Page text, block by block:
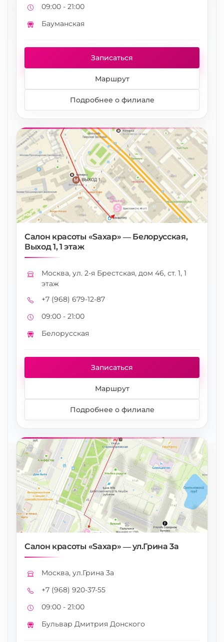
Режим работы
09:00 - 21:00
Метро
Бауманская
Записаться
Маршрут
Подробнее о филиале
Салон красоты «Saxap» — Белорусская,
Выход 1, 1 этаж
Адрес
Москва, ул. 2-я Брестская, дом 46, ст. 1, 1
этаж
Телефон
+7 (968) 679-12-87
Режим работы
09:00 - 21:00
Метро
Белорусская
Записаться
Маршрут
Подробнее о филиале
Салон красоты «Saxap» — ул.Грина 3а
Адрес
Москва, ул.Грина 3а
Телефон
+7 (968) 920-37-55
Режим работы
09:00 - 21:00
Метро
Бульвар Дмитрия Донского